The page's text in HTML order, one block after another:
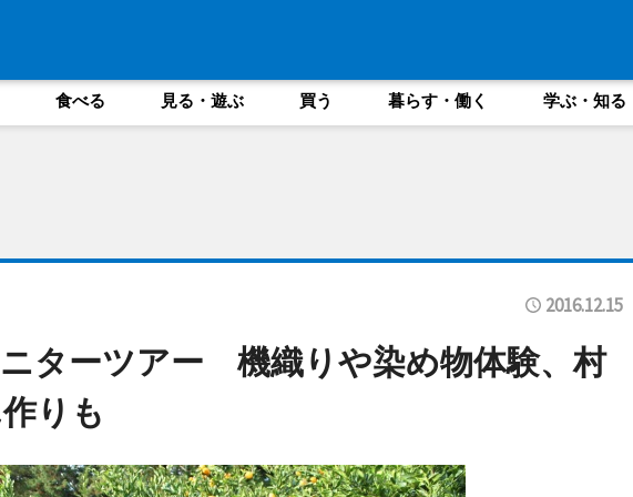
食べる 見る・遊ぶ 買う 暮らす・働く 学ぶ・知る
2016.12.15
ターツアー 機織りや染め物体験、村
りも